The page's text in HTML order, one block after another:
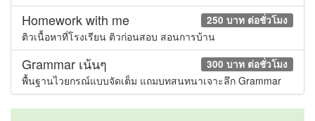
Homework with me 250 บาท ต่อชั่วโมง
ติวเนื้อหาที่โรงเรียน ติวก่อนสอบ สอนการบ้าน
Grammar เน้นๆ 300 บาท ต่อชั่วโมง
พื้นฐานไวยกรณ์แบบจัดเต็ม แถมบทสนทนาเจาะลึก Grammar